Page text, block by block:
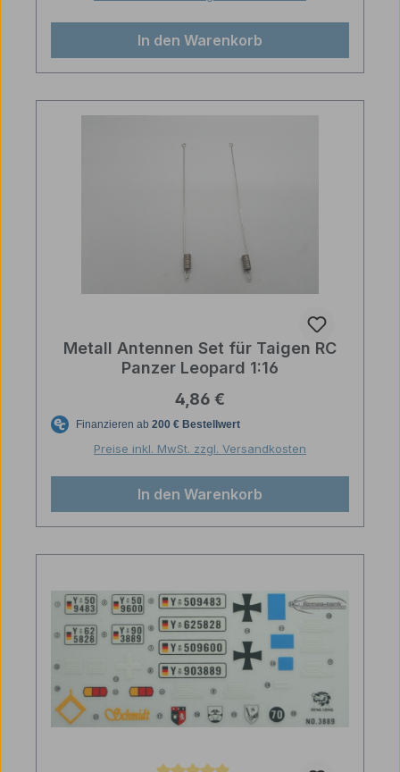
In den Warenkorb
Metall Antennen Set für Taigen RC
Panzer Leopard 1:16
Regulärer Preis:
4,86 €
Preise inkl. MwSt. zzgl. Versandkosten
In den Warenkorb